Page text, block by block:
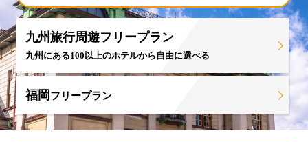
九州旅行周遊フリープラン
九州にある100以上のホテルから自由に選べる
福岡 フリープラン